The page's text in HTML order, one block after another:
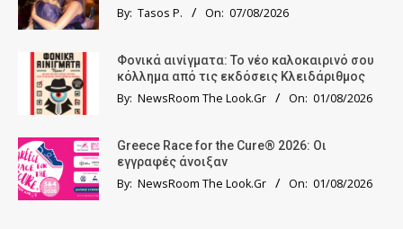
By: Tasos P. On: 07/08/2026
Φονικά αινίγματα: Το νέο καλοκαιρινό σου
κόλλημα από τις εκδόσεις Κλειδάριθμος
By: NewsRoom The Look.Gr On: 01/08/2026
Greece Race for the Cure® 2026: Οι
εγγραφές άνοιξαν
By: NewsRoom The Look.Gr On: 01/08/2026